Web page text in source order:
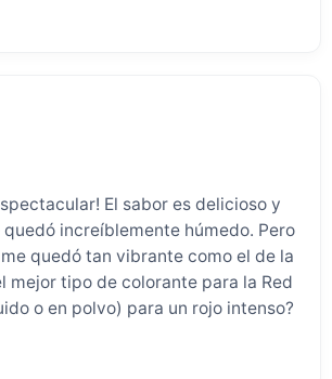
El sabor es delicioso y
increíblemente húmedo. Pero
quedó tan vibrante como el de la
mejor tipo de colorante para la Red
o en polvo) para un rojo intenso?